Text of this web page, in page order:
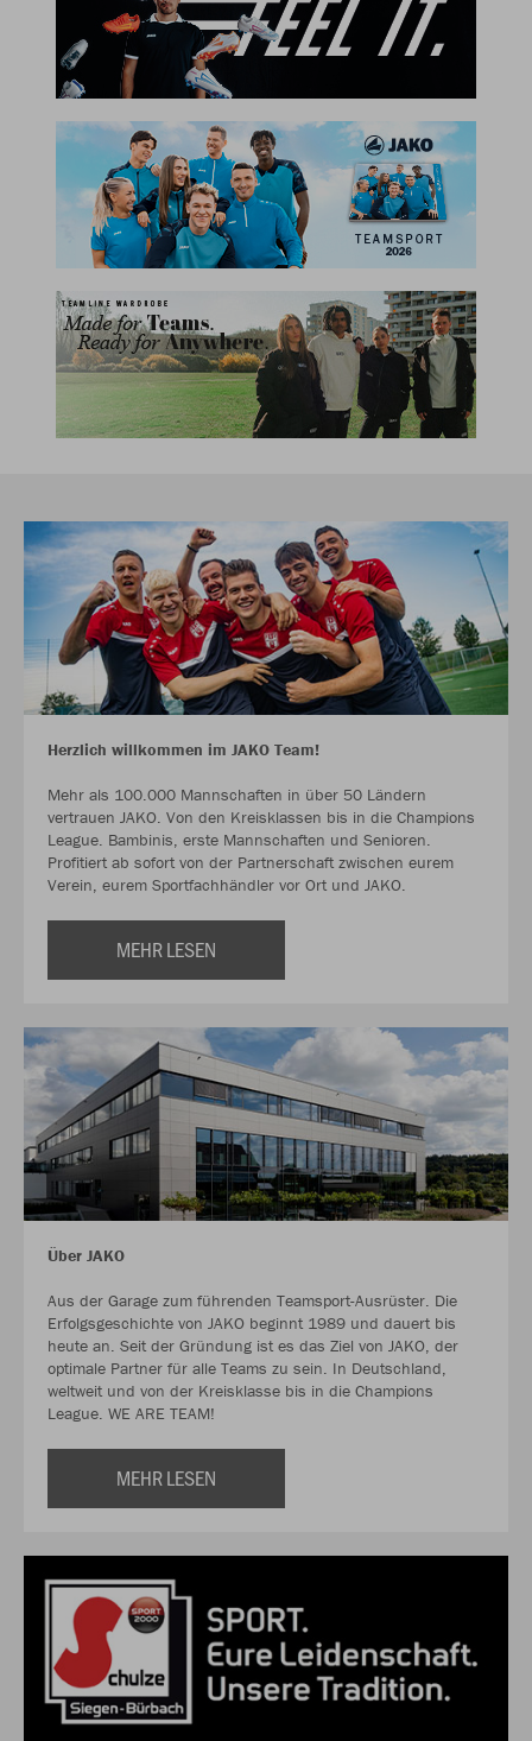
Herzlich willkommen im JAKO Team!
Mehr als 100.000 Mannschaften in über 50 Ländern
vertrauen JAKO. Von den Kreisklassen bis in die Champions
League. Bambinis, erste Mannschaften und Senioren.
Profitiert ab sofort von der Partnerschaft zwischen eurem
Verein, eurem Sportfachhändler vor Ort und JAKO.
MEHR LESEN
Über JAKO
Aus der Garage zum führenden Teamsport-Ausrüster. Die
Erfolgsgeschichte von JAKO beginnt 1989 und dauert bis
heute an. Seit der Gründung ist es das Ziel von JAKO, der
optimale Partner für alle Teams zu sein. In Deutschland,
weltweit und von der Kreisklasse bis in die Champions
League. WE ARE TEAM!
MEHR LESEN